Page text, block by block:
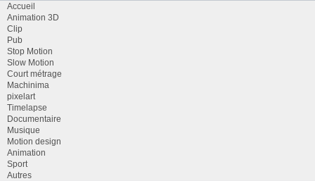
Accueil
Animation 3D
Clip
Pub
Stop Motion
Slow Motion
Court métrage
Machinima
pixelart
Timelapse
Documentaire
Musique
Motion design
Animation
Sport
Autres